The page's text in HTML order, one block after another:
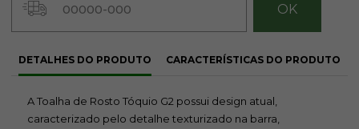
DETALHES DO PRODUTO CARACTERÍSTICAS DO PRODUTO
A Toalha de Rosto Tóquio G2 possui design atual,
caracterizado pelo detalhe texturizado na barra,